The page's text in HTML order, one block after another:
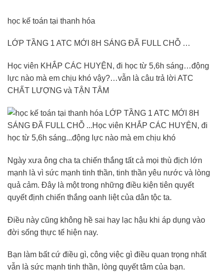
học kế toán tại thanh hóa
LỚP TẦNG 1 ATC MỚI 8H SÁNG ĐÃ FULL CHỖ …
Học viên KHẮP CÁC HUYỆN, đi học từ 5,6h sáng…động
lực nào mà em chịu khó vậy?…vẫn là câu trả lời ATC
CHẤT LƯỢNG và TẬN TÂM
Ngày xưa ông cha ta chiến thắng tất cả mọi thù địch lớn
mạnh là vì sức mạnh tinh thần, tinh thần yêu nước và lòng
quả cảm. Đây là một trong những điều kiện tiên quyết
quyết định chiến thắng oanh liệt của dân tộc ta.
Điều này cũng không hề sai hay lạc hậu khi áp dụng vào
đời sống thực tế hiện nay.
Bạn làm bất cứ điều gì, công việc gì điều quan trọng nhất
vẫn là sức mạnh tinh thần, lòng quyết tâm của bạn.